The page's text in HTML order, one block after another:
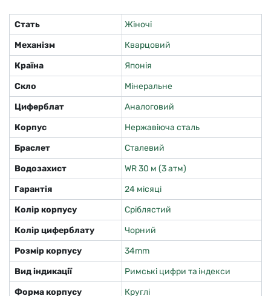
Стать
Жіночі
Механізм
Кварцовий
Країна
Японія
Скло
Мінеральне
Циферблат
Аналоговий
Корпус
Нержавіюча сталь
Браслет
Сталевий
Водозахист
WR 30 м (3 атм)
Гарантія
24 місяці
Колір корпусу
Сріблястий
Колір циферблату
Чорний
Розмір корпусу
34mm
Вид індикації
Римські цифри та індекси
Форма корпусу
Круглі